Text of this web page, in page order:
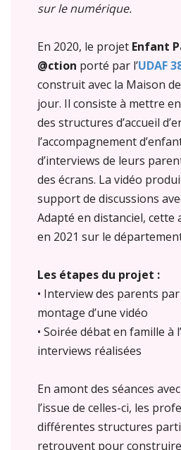
sur le numérique.
En 2020, le projet Enfant
@ction porté par l’UDAF
construit avec la Maison
jour. Il consiste à mettre
des structures d’accueil
l’accompagnement
d’interviews de leurs
des écrans. La vidéo
support de discussions
Adapté en distanciel,
en 2021 sur le
Les étapes du projet :
• Interview des parents
montage d’une vidéo
• Soirée débat en famille à
interviews réalisées
En amont des séances
l’issue de celles-ci, les
différentes structures
retrouvent pour